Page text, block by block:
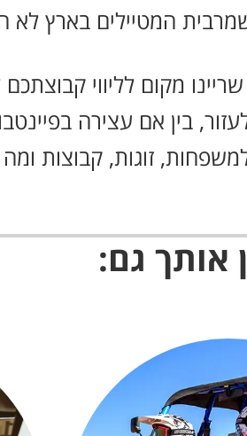
המטיילים בארץ לא
מקום לליווי
בין אם עצירה
זוגות, קבוצות
אותך גם: